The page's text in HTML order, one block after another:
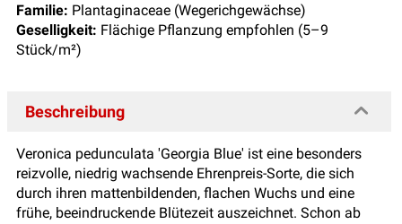
Familie: Plantaginaceae (Wegerichgewächse)
Geselligkeit: Flächige Pflanzung empfohlen (5–9
Stück/m²)
Beschreibung
Veronica pedunculata 'Georgia Blue' ist eine besonders
reizvolle, niedrig wachsende Ehrenpreis-Sorte, die sich
durch ihren mattenbildenden, flachen Wuchs und eine
frühe, beeindruckende Blütezeit auszeichnet. Schon ab